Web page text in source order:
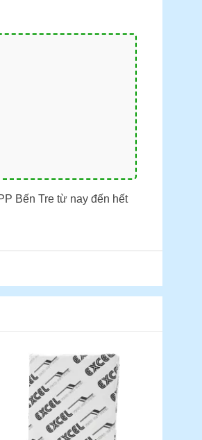
Bến Tre từ nay đến hết